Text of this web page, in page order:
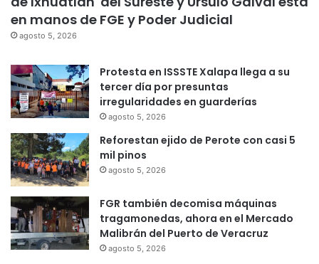
en manos de FGE y Poder Judicial
agosto 5, 2026
Protesta en ISSSTE Xalapa llega a su
tercer día por presuntas
irregularidades en guarderías
agosto 5, 2026
Reforestan ejido de Perote con casi 5
mil pinos
agosto 5, 2026
FGR también decomisa máquinas
tragamonedas, ahora en el Mercado
Malibrán del Puerto de Veracruz
agosto 5, 2026